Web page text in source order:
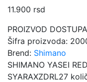
11.900 rsd
PROIZVOD
Šifra proizvoda:
Brend: Shimano
SHIMANO YASEI
SYARAXZDRL27